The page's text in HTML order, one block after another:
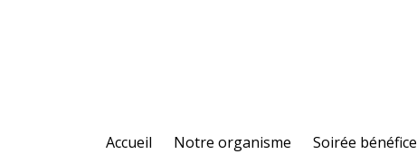
Accueil Notre organisme Soirée bénéfice